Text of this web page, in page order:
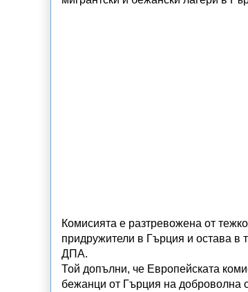
Комисията е разтревожена от
придружители в Гърция и остава в
ДПА.
Той допълни, че Европейската
бежанци от Гърция на доброволна